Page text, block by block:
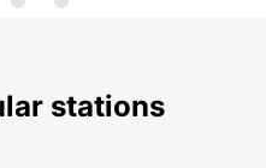
stations